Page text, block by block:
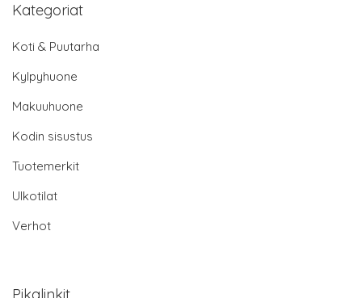
Kategoriat
Koti & Puutarha
Kylpyhuone
Makuuhuone
Kodin sisustus
Tuotemerkit
Ulkotilat
Verhot